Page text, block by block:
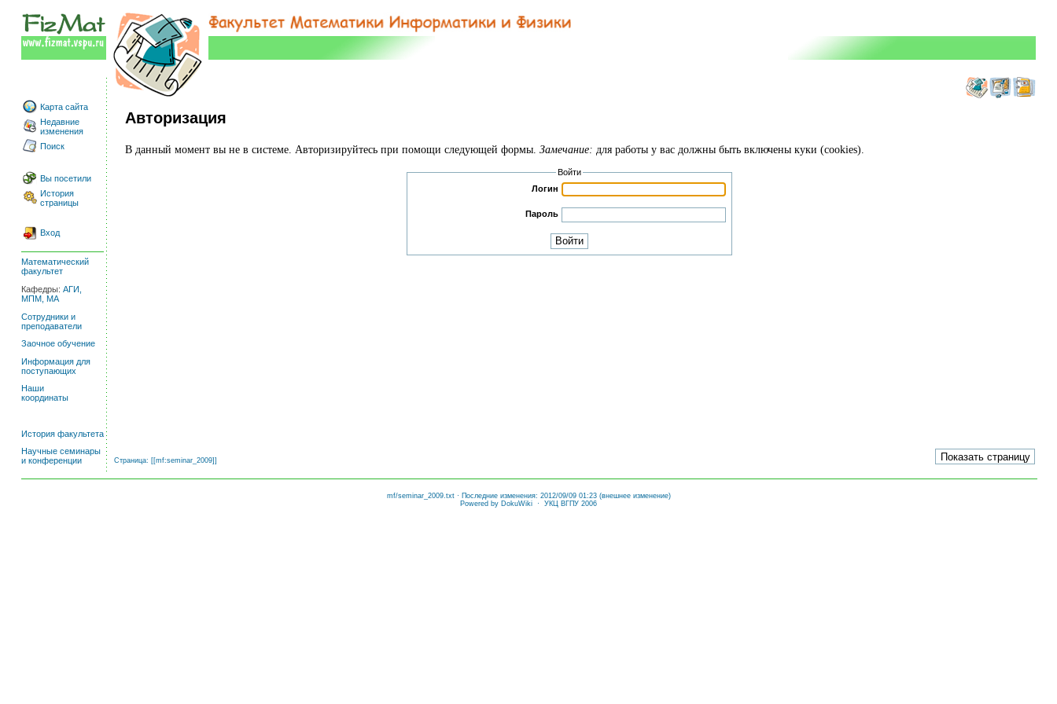
Карта сайта
Недавние
изменения
Поиск
Вы посетили
История
страницы
Вход
Математический
факультет
Кафедры: АГИ,
МПМ, МА
Сотрудники и
преподаватели
Заочное обучение
Информация для
поступающих
Наши
координаты
История факультета
Научные семинары
и конференции
Авторизация
В данный момент вы не в системе. Авторизируйтесь при помощи следующей формы.Замечание: для работы у вас должны быть включены куки (cookies).
Войти
Логин
Пароль
Страница: [[mf:seminar_2009]]
mf/seminar_2009.txt· Последние изменения: 2012/09/09 01:23 (внешнее изменение)
Powered by DokuWiki · УКЦ ВГПУ 2006